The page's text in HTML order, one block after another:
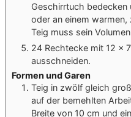
Geschirrtuch bedecken
oder an einem warmen,
Teig muss sein
24 Rechtecke mit 12 ×
ausschneiden.
Formen und Garen
Teig in zwölf gleich
auf der bemehlten
Breite von 10 cm und